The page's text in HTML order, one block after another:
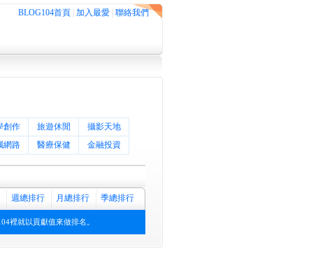
BLOG104首頁 加入最愛 聯絡我們
創作 旅遊休閒
攝影天地
網路 醫療保健 金融投資
週總排行 月總排行 季總排行
裡就以貢獻值來做排名。